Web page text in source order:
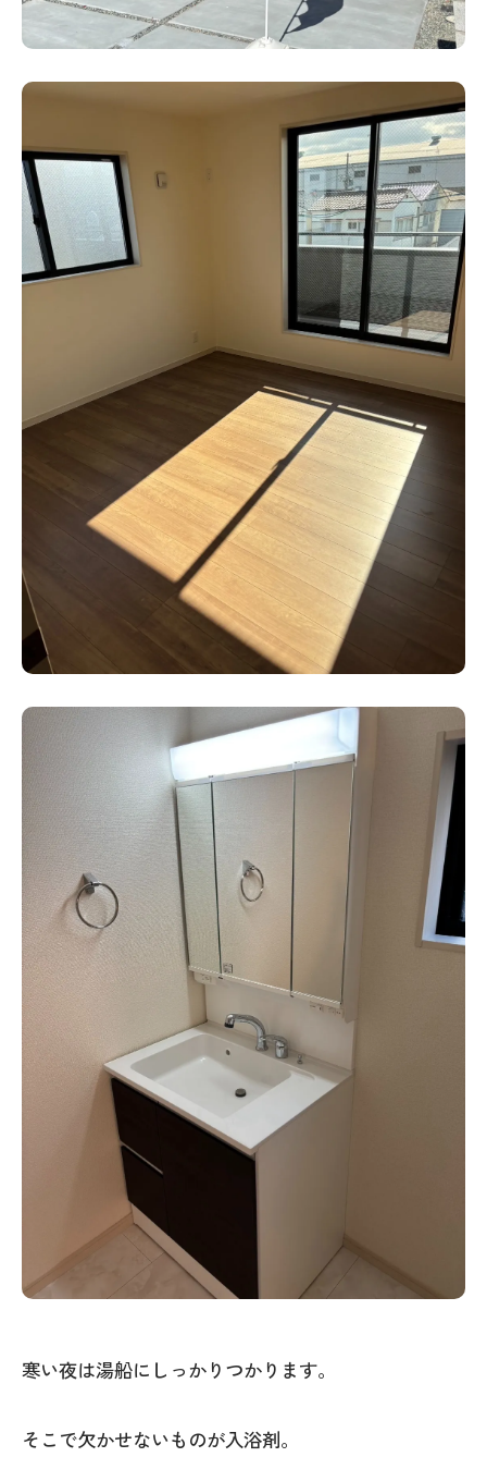
寒い夜は湯船にしっかりつかります。
そこで欠かせないものが入浴剤。